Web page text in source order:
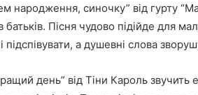
народження, синочку” від гурту
батьків. Пісня чудово підійде для
підспівувати, а душевні слова
день” від Тіни Кароль звучить